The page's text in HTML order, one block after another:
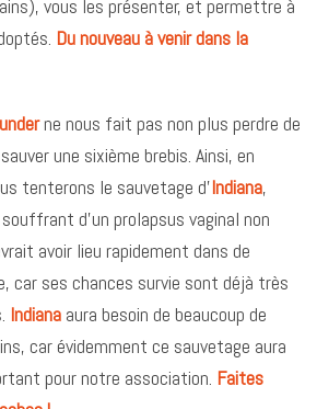
vous les présenter, et permettre à
Du nouveau à venir dans la
ne nous fait pas non plus perdre de
une sixième brebis. Ainsi, en
tenterons le sauvetage d’Indiana,
d’un prolapsus vaginal non
avoir lieu rapidement dans de
car ses chances survie sont déjà très
Indiana aura besoin de beaucoup de
car évidemment ce sauvetage aura
pour notre association. Faites